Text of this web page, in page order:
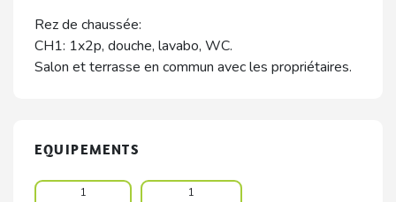
Rez de chaussée:
CH1: 1x2p, douche, lavabo, WC.
Salon et terrasse en commun avec les propriétaires.
EQUIPEMENTS
1 1